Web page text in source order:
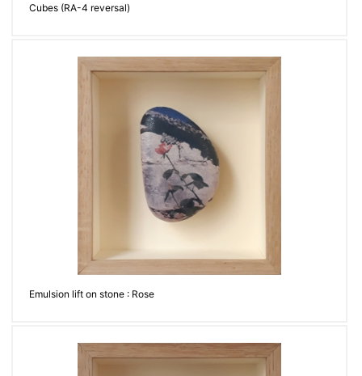
Cubes (RA-4 reversal)
Emulsion lift on stone : Rose